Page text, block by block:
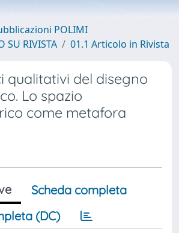
POLIMI
SU RIVISTA
01.1 Articolo in Rivista
qualitativi del disegno
Lo spazio
come metafora
Scheda completa
(DC)